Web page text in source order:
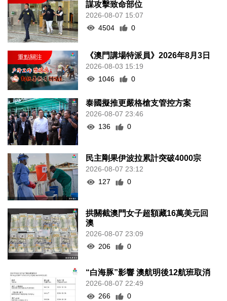
謀攻擊致命部位
2026-08-07 15:07
4504
0
《澳門講場特派員》2026年8月3日
2026-08-03 15:19
1046
0
泰國擬推更嚴格槍支管控方案
2026-08-07 23:46
136
0
民主剛果伊波拉累計突破4000宗
2026-08-07 23:12
127
0
拱關截澳門女子超額藏16萬美元回
澳
2026-08-07 23:09
206
0
“白海豚”影響 澳航明後12航班取消
2026-08-07 22:49
266
0